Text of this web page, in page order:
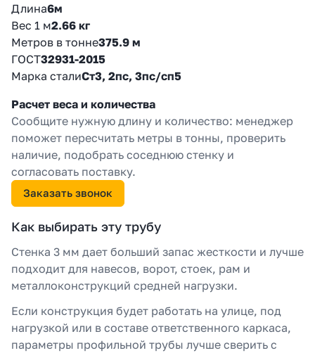
Длина6м
Вес 1 м2.66 кг
Метров в тонне375.9 м
ГОСТ32931-2015
Марка сталиСт3, 2пс, 3пс/сп5
Расчет веса и количества
Сообщите нужную длину и количество: менеджер
поможет пересчитать метры в тонны, проверить
наличие, подобрать соседнюю стенку и
согласовать поставку.
Заказать звонок
Как выбирать эту трубу
Стенка 3 мм дает больший запас жесткости и лучше
подходит для навесов, ворот, стоек, рам и
металлоконструкций средней нагрузки.
Если конструкция будет работать на улице, под
нагрузкой или в составе ответственного каркаса,
параметры профильной трубы лучше сверить с